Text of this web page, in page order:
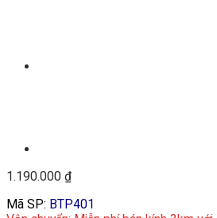
1.190.000 ₫
Mã SP: BTP401